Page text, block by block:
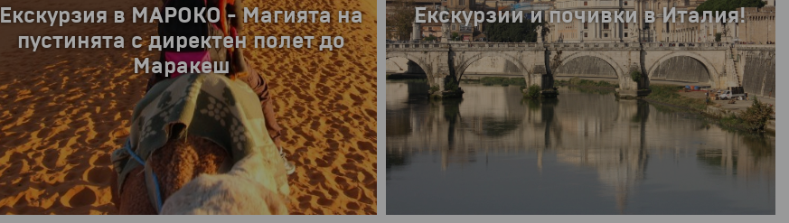
УИКЕНДИ В ЕВРОПА
Потопи се в магията на Стария континет!
Екскурзии и почивки в Италия!
СУПЕР ПРОМОЦИЯ